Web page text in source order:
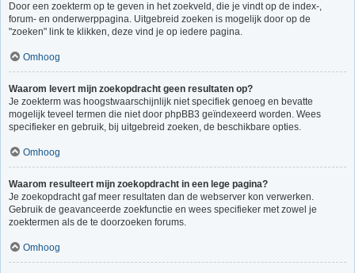
Door een zoekterm op te geven in het zoekveld, die je vindt op de index-,
forum- en onderwerppagina. Uitgebreid zoeken is mogelijk door op de
"zoeken" link te klikken, deze vind je op iedere pagina.
Omhoog
Waarom levert mijn zoekopdracht geen resultaten op?
Je zoekterm was hoogstwaarschijnlijk niet specifiek genoeg en bevatte
mogelijk teveel termen die niet door phpBB3 geïndexeerd worden. Wees
specifieker en gebruik, bij uitgebreid zoeken, de beschikbare opties.
Omhoog
Waarom resulteert mijn zoekopdracht in een lege pagina?
Je zoekopdracht gaf meer resultaten dan de webserver kon verwerken.
Gebruik de geavanceerde zoekfunctie en wees specifieker met zowel je
zoektermen als de te doorzoeken forums.
Omhoog